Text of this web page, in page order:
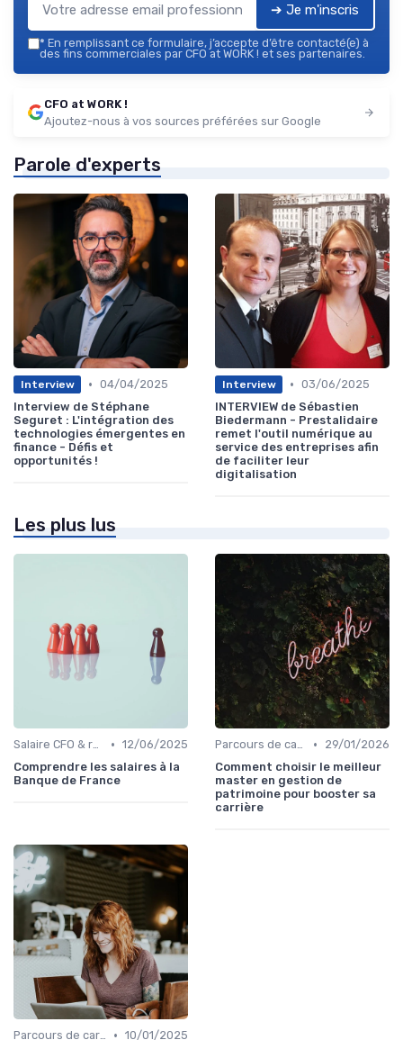
➔ Je m'inscris
* En remplissant ce formulaire, j’accepte d’être contacté(e) à
des fins commerciales par CFO at WORK ! et ses partenaires.
CFO at WORK !
Ajoutez-nous à vos sources préférées sur Google
Parole d'experts
Interview • 04/04/2025
Interview de Stéphane
Seguret : L'intégration des
technologies émergentes en
finance - Défis et
opportunités !
Interview • 03/06/2025
INTERVIEW de Sébastien
Biedermann - Prestalidaire
remet l'outil numérique au
service des entreprises afin
de faciliter leur
digitalisation
Les plus lus
Salaire CFO & rémunération variable • 12/06/2025
Comprendre les salaires à la
Banque de France
Parcours de carrière en finance •
29/01/2026
Comment choisir le meilleur
master en gestion de
patrimoine pour booster sa
carrière
Parcours de carrière en finance • 10/01/2025